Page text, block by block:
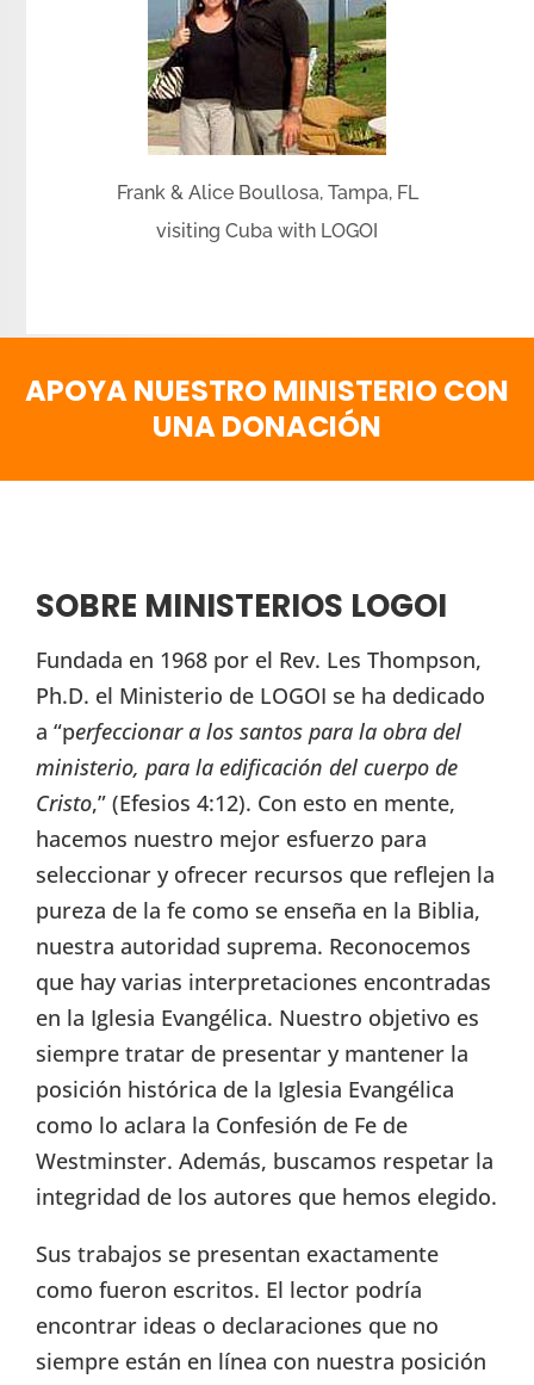
Frank & Alice Boullosa, Tampa, FL
visiting Cuba with LOGOI
APOYA NUESTRO MINISTERIO CON
UNA DONACIÓN
SOBRE MINISTERIOS LOGOI
Fundada en 1968 por el Rev. Les Thompson,
Ph.D. el Ministerio de LOGOI se ha dedicado
a “perfeccionar a los santos para la obra del
ministerio, para la edificación del cuerpo de
Cristo,” (Efesios 4:12). Con esto en mente,
hacemos nuestro mejor esfuerzo para
seleccionar y ofrecer recursos que reflejen la
pureza de la fe como se enseña en la Biblia,
nuestra autoridad suprema. Reconocemos
que hay varias interpretaciones encontradas
en la Iglesia Evangélica. Nuestro objetivo es
siempre tratar de presentar y mantener la
posición histórica de la Iglesia Evangélica
como lo aclara la Confesión de Fe de
Westminster. Además, buscamos respetar la
integridad de los autores que hemos elegido.
Sus trabajos se presentan exactamente
como fueron escritos. El lector podría
encontrar ideas o declaraciones que no
siempre están en línea con nuestra posición